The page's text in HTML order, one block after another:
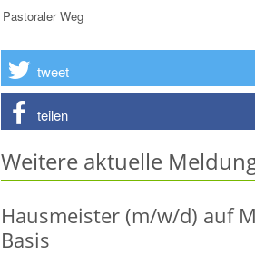
Pastoraler Weg
tweet
teilen
Weitere aktuelle
Hausmeister (m/w/d) auf
Basis